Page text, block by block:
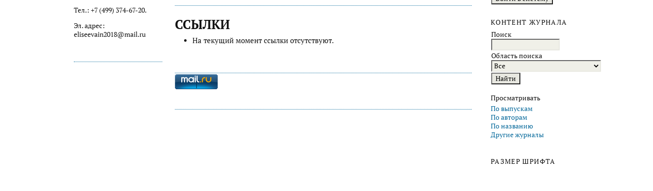
Тел.: +7 (499) 374-67-20.
Эл. адрес:
eliseevain2018@mail.ru
КОНТЕНТ ЖУРНАЛА
Поиск
Область поиска
Просматривать
По выпускам
По авторам
По названию
Другие журналы
РАЗМЕР ШРИФТА
ССЫЛКИ
На текущий момент ссылки отсутствуют.